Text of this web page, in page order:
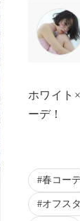
ホワイト
ーデ！
春コー
オフス